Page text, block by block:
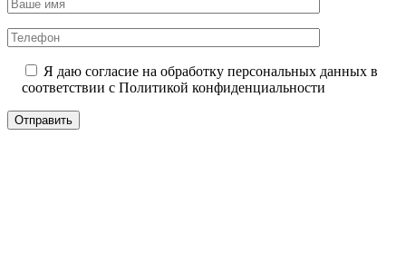
Я даю согласие на обработку персональных данных в
соответствии с Политикой конфиденциальности